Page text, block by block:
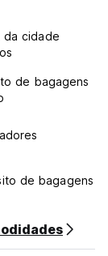
da cidade
de bagagens
de bagagens